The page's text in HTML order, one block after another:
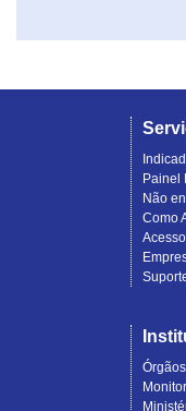
Painel
Não
Como